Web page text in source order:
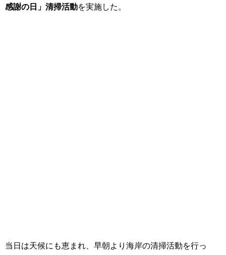
感謝の日」清掃活動を実施した。
当日は天候にも恵まれ、早朝より海岸の清掃活動を行っ